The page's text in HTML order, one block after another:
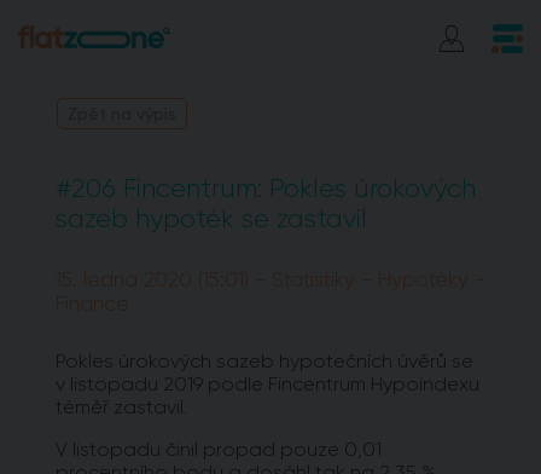
#206 Fincentrum: Pokles úrokových
sazeb hypoték se zastavil
15. ledna 2020 (15:01) - Statistiky - Hypotéky -
Finance
Pokles úrokových sazeb hypotečních úvěrů se
v listopadu 2019 podle Fincentrum Hypoindexu
téměř zastavil.
V listopadu činil propad pouze 0,01